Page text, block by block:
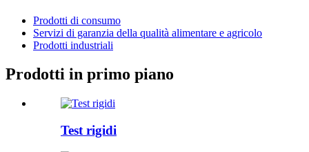
Prodotti di consumo
Servizi di garanzia della qualità alimentare e agricolo
Prodotti industriali
Prodotti in primo piano
Test rigidi